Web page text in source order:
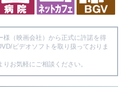
様（映画会社）から正式に許諾を得
ビデオソフトを取り扱っておりま
お気軽にご相談ください。